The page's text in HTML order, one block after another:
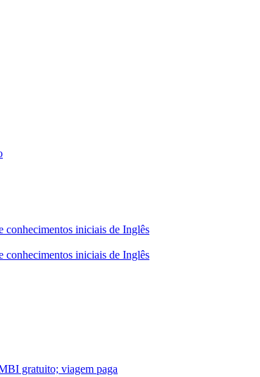
conhecimentos iniciais de Inglês
conhecimentos iniciais de Inglês
gratuito; viagem paga